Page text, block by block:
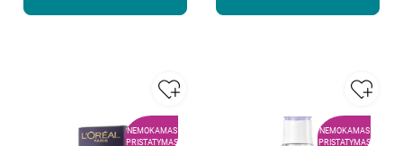
NEMOKAMAS
PRISTATYMAS
NEMOKAMAS
PRISTATYMAS